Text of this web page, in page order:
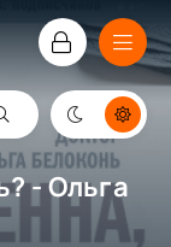
- Ольга